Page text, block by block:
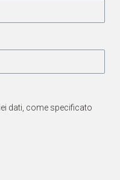
dati, come specificato